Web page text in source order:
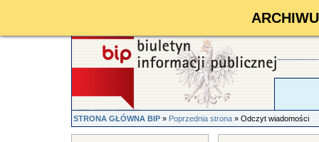
STRONA GŁÓWNA BIP»Poprzednia strona» Odczyt wiadomości